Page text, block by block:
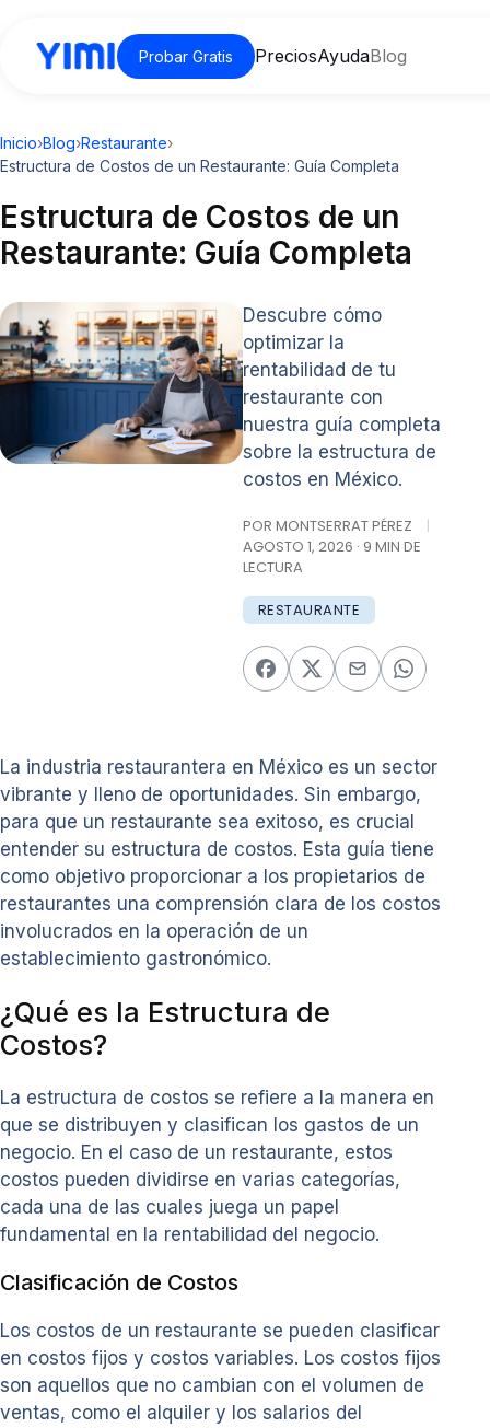
Probar Gratis PreciosAyudaBlog
Inicio›Blog›Restaurante›
Estructura de Costos de un Restaurante: Guía Completa
Estructura de Costos de un
Restaurante: Guía Completa
Descubre cómo
optimizar la
rentabilidad de tu
restaurante con
nuestra guía completa
sobre la estructura de
costos en México.
POR MONTSERRAT PÉREZ
|
AGOSTO 1, 2026 · 9 MIN DE
LECTURA
RESTAURANTE
La industria restaurantera en México es un sector
vibrante y lleno de oportunidades. Sin embargo,
para que un restaurante sea exitoso, es crucial
entender su estructura de costos. Esta guía tiene
como objetivo proporcionar a los propietarios de
restaurantes una comprensión clara de los costos
involucrados en la operación de un
establecimiento gastronómico.
¿Qué es la Estructura de
Costos?
La estructura de costos se refiere a la manera en
que se distribuyen y clasifican los gastos de un
negocio. En el caso de un restaurante, estos
costos pueden dividirse en varias categorías,
cada una de las cuales juega un papel
fundamental en la rentabilidad del negocio.
Clasificación de Costos
Los costos de un restaurante se pueden clasificar
en costos fijos y costos variables. Los costos fijos
son aquellos que no cambian con el volumen de
ventas, como el alquiler y los salarios del